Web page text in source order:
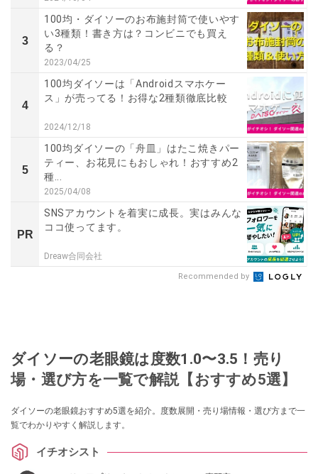
3
100均・ダイソーのお布施封筒で使いやす
い3種類！書き方は？コンビニでも買え
る？
2023/04/25
4
100均ダイソーは「Androidスマホケー
ス」が売ってる！お得な2種類徹底比較
2024/12/18
5
100均ダイソーの「舟皿」はたこ焼きパー
ティー、お花見にもおしゃれ！おすすめ2
種...
2025/04/08
PR
SNSアカウントを着実に成長。実はみんな
ココ使ってます。
Dreaw合同会社
Recommended by
ダイソーの老眼鏡は度数1.0〜3.5！売り
場・選び方を一覧で解説【おすすめ5選】
ダイソーの老眼鏡おすすめ5選を紹介。度数展開・売り場情報・選び方まで一
覧でわかりやすく解説します。
イチオシスト